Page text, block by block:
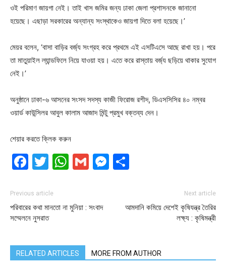
ওই পরিমাণ জায়গা নেই। তাই খাস জমির জন্য ঢাকা জেলা প্রশাসনকে জানানো
হয়েছে। এছাড়া সরকারের অন্যান্য সংস্থাকেও জায়গা দিতে বলা হয়েছে।’
মেয়র বলেন, ‘বাসা বাড়ির বর্জ্য সংগ্রহ করে প্রথমে এই এসটিএসে আছে রাখা হয়। পরে
তা মাতুয়াইল ল্যান্ডফিলে নিয়ে যাওয়া হয়। এতে করে রাস্তায় বর্জ্য ছড়িয়ে থাকার সুযোগ
নেই।’
অনুষ্ঠানে ঢাকা-৬ আসনের সংসদ সদস্য কাজী ফিরোজ রশীদ, ডিএসসিসির ৪০ নম্বর
ওয়ার্ড কাউন্সিলর আবুল কালাম আজাদ মিন্টু প্রমুখ বক্তব্য দেন।
শেয়ার করতে ক্লিক করুন
Facebook
Twitter
WhatsApp
GmailMessenger
Previous article
পরিবারের কথা মানতো না মুনিয়া : সংবাদ
সম্মেলনে নুসরাত
Next article
আমদানি কমিয়ে দেশেই কৃষিযন্ত্র তৈরির
লক্ষ্য : কৃষিমন্ত্রী
RELATED ARTICLES MORE FROM AUTHOR